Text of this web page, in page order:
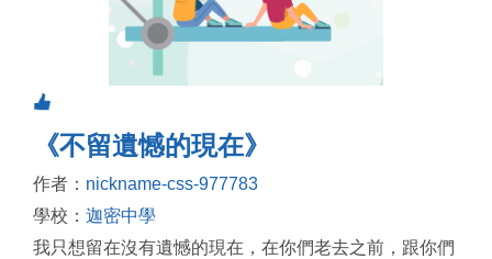
《不留遺憾的現在》
作者： nickname-css-977783
學校： 迦密中學
我只想留在沒有遺憾的現在，在你們老去之前，跟你們